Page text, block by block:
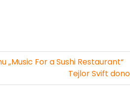
„Music For a Sushi Restaurant“
Tejlor Svift